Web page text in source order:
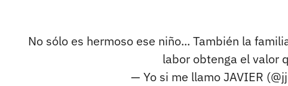
No sólo es hermoso ese niño... También la
labor obtenga el valor
— Yo si me llamo JAVIER